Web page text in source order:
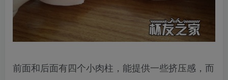
前面和后面有四个小肉柱，能提供一些挤压感，而